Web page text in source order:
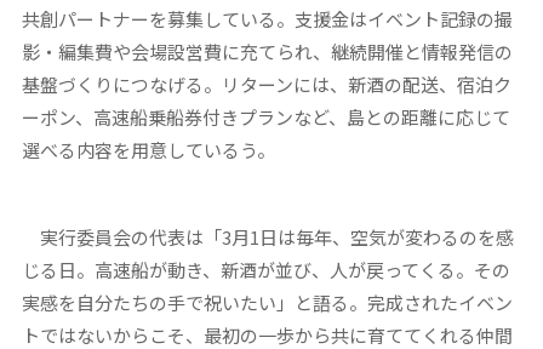
共創パートナーを募集している。支援金はイベント記録の撮
影・編集費や会場設営費に充てられ、継続開催と情報発信の
基盤づくりにつなげる。リターンには、新酒の配送、宿泊ク
ーポン、高速船乗船券付きプランなど、島との距離に応じて
選べる内容を用意しているう。
実行委員会の代表は「3月1日は毎年、空気が変わるのを感
じる日。高速船が動き、新酒が並び、人が戻ってくる。その
実感を自分たちの手で祝いたい」と語る。完成されたイベン
トではないからこそ、最初の一歩から共に育ててくれる仲間